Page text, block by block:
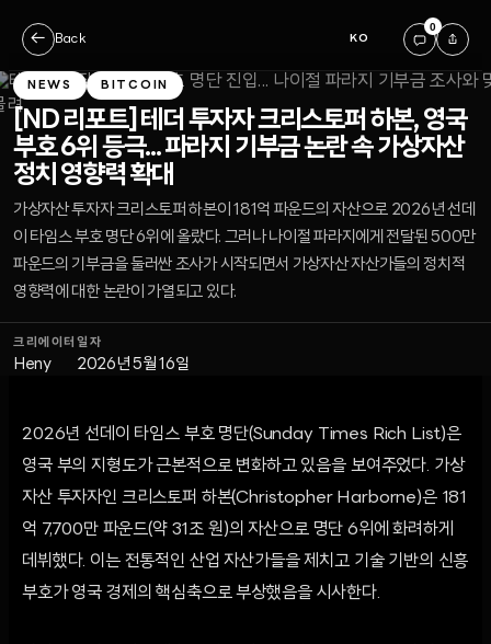
← Back KO
0
NEWS BITCOIN
[ND 리포트] 테더 투자자 크리스토퍼 하본, 영국
부호 6위 등극... 파라지 기부금 논란 속 가상자산
정치 영향력 확대
가상자산 투자자 크리스토퍼 하본이 181억 파운드의 자산으로 2026년 선데
이 타임스 부호 명단 6위에 올랐다. 그러나 나이절 파라지에게 전달된 500만
파운드의 기부금을 둘러싼 조사가 시작되면서 가상자산 자산가들의 정치적
영향력에 대한 논란이 가열되고 있다.
크리에이터
Heny
일자
2026년 5월 16일
2026년 선데이 타임스 부호 명단(Sunday Times Rich List)은
영국 부의 지형도가 근본적으로 변화하고 있음을 보여주었다. 가상
자산 투자자인 크리스토퍼 하본(Christopher Harborne)은 181
억 7,700만 파운드(약 31조 원)의 자산으로 명단 6위에 화려하게
데뷔했다. 이는 전통적인 산업 자산가들을 제치고 기술 기반의 신흥
부호가 영국 경제의 핵심축으로 부상했음을 시사한다.